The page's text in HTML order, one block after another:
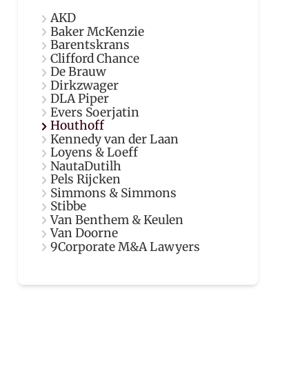
AKD
Baker McKenzie
Barentskrans
Clifford Chance
De Brauw
Dirkzwager
DLA Piper
Evers Soerjatin
Houthoff
Kennedy van der Laan
Loyens & Loeff
NautaDutilh
Pels Rijcken
Simmons & Simmons
Stibbe
Van Benthem & Keulen
Van Doorne
9Corporate M&A Lawyers